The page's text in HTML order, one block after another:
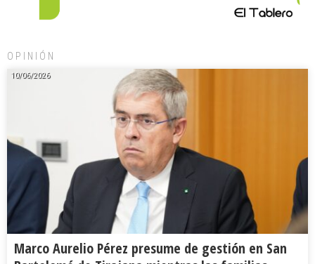
OPINIÓN
10/06/2026
Marco Aurelio Pérez presume de gestión en San